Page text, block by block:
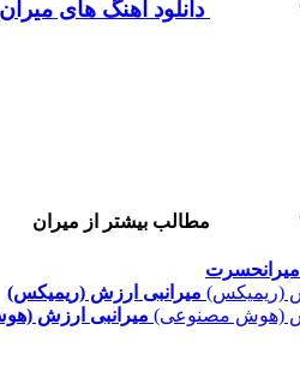
دانلود آهنگ های میران
مطالب بیشتر از میران
میرانحسرت
میرانبی ارزش (ریمیکس)
میرانبی ارزش